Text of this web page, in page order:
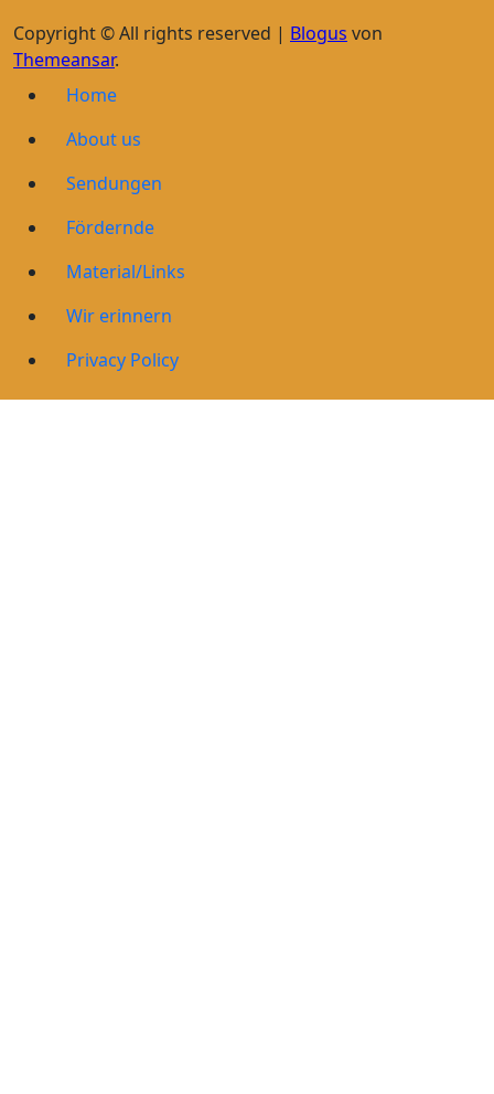
Copyright © All rights reserved | Blogus von
Themeansar.
Home
About us
Sendungen
Fördernde
Material/Links
Wir erinnern
Privacy Policy